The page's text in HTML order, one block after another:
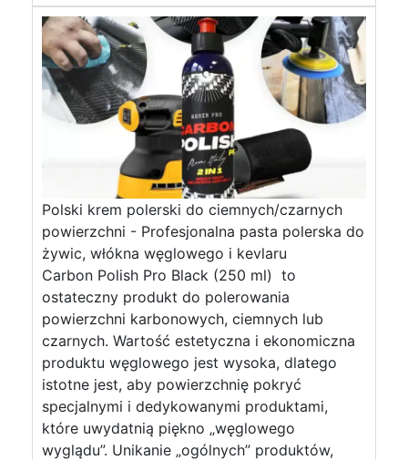
Polski krem ​​polerski do ciemnych/czarnych
powierzchni - Profesjonalna pasta polerska do
żywic, włókna węglowego i kevlaru
Carbon Polish Pro Black (250 ml) to
ostateczny produkt do polerowania
powierzchni karbonowych, ciemnych lub
czarnych. Wartość estetyczna i ekonomiczna
produktu węglowego jest wysoka, dlatego
istotne jest, aby powierzchnię pokryć
specjalnymi i dedykowanymi produktami,
które uwydatnią piękno „węglowego
wyglądu”. Unikanie „ogólnych” produktów,